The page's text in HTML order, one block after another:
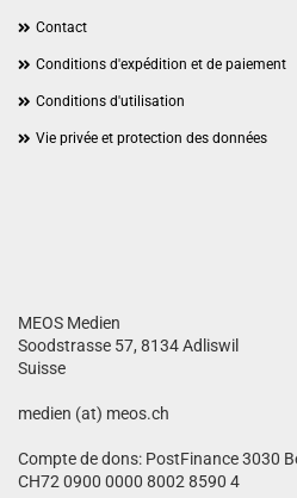
Contact
Conditions d'expédition et de paiement
Conditions d'utilisation
Vie privée et protection des données
MEOS Medien
Soodstrasse 57, 8134 Adliswil
Suisse
medien (at) meos.ch
Compte de dons: PostFinance 3030
CH72 0900 0000 8002 8590 4